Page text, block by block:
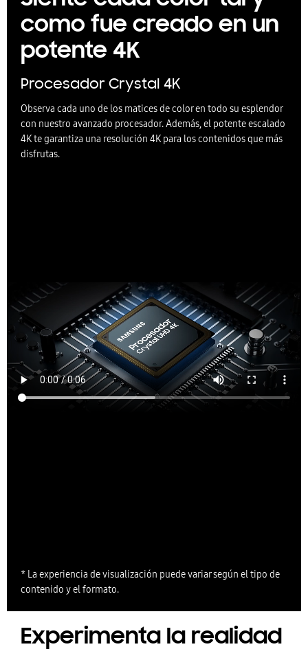
como fue creado en un
potente 4K
Procesador Crystal 4K
Observa cada uno de los matices de color en todo su esplendor
con nuestro avanzado procesador. Además, el potente escalado
4K te garantiza una resolución 4K para los contenidos que más
disfrutas.
* La experiencia de visualización puede variar según el tipo de
contenido y el formato.
Experimenta la realidad